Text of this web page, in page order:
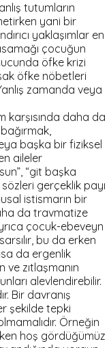
tutumların
yani bir
yaklaşımlar en
çocuğun
öfke krizi
öfke nöbetleri
zamanda veya
karşısında daha da
başka bir fiziksel
aileler
“git başka
gerçeklik payı
istismarın bir
da travmatize
çocuk-ebeveyn
bu da erken
da ergenlik
ve zıtlaşmanın
alevlendirebilir.
Bir davranış
şekilde tepki
Örneğin
hoş gördüğümüz